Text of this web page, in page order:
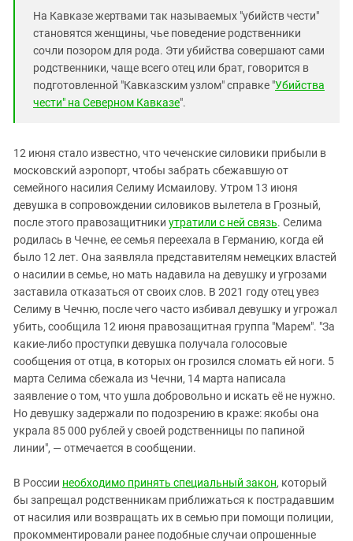
На Кавказе жертвами так называемых "убийств чести"
становятся женщины, чье поведение родственники
сочли позором для рода. Эти убийства совершают сами
родственники, чаще всего отец или брат, говорится в
подготовленной "Кавказским узлом" справке "Убийства
чести" на Северном Кавказе".
12 июня стало известно, что чеченские силовики прибыли в
московский аэропорт, чтобы забрать сбежавшую от
семейного насилия Селиму Исмаилову. Утром 13 июня
девушка в сопровождении силовиков вылетела в Грозный,
после этого правозащитники утратили с ней связь. Селима
родилась в Чечне, ее семья переехала в Германию, когда ей
было 12 лет. Она заявляла представителям немецких властей
о насилии в семье, но мать надавила на девушку и угрозами
заставила отказаться от своих слов. В 2021 году отец увез
Селиму в Чечню, после чего часто избивал девушку и угрожал
убить, сообщила 12 июня правозащитная группа "Марем". "За
какие-либо проступки девушка получала голосовые
сообщения от отца, в которых он грозился сломать ей ноги. 5
марта Селима сбежала из Чечни, 14 марта написала
заявление о том, что ушла добровольно и искать её не нужно.
Но девушку задержали по подозрению в краже: якобы она
украла 85 000 рублей у своей родственницы по папиной
линии", — отмечается в сообщении.
В России необходимо принять специальный закон, который
бы запрещал родственникам приближаться к пострадавшим
от насилия или возвращать их в семью при помощи полиции,
прокомментировали ранее подобные случаи опрошенные